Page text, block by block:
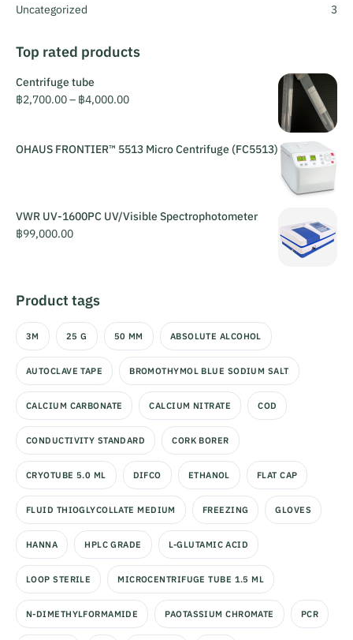
Uncategorized
3
Top rated products
Centrifuge tube
฿2,700.00– ฿4,000.00
OHAUS FRONTIER™ 5513 Micro Centrifuge (FC5513)
VWR UV-1600PC UV/Visible Spectrophotometer
฿99,000.00
Product tags
3M 25 G 50 MM ABSOLUTE ALCOHOL
AUTOCLAVE TAPE BROMOTHYMOL BLUE SODIUM SALT
CALCIUM CARBONATE CALCIUM NITRATE COD
CONDUCTIVITY STANDARD CORK BORER
CRYOTUBE 5.0 ML DIFCO ETHANOL FLAT CAP
FLUID THIOGLYCOLLATE MEDIUM FREEZING GLOVES
HANNA HPLC GRADE L-GLUTAMIC ACID
LOOP STERILE MICROCENTRIFUGE TUBE 1.5 ML
N-DIMETHYLFORMAMIDE PAOTASSIUM CHROMATE PCR